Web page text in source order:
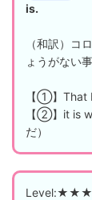
is.
（和訳）コ
ょうがない
【①】That
【②】it is
だ）